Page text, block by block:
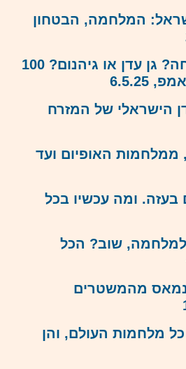
המלחמה, הבטחון
🔵 כישלון או הצלחה? גן עדן או גיהנום? 100
הישראלי של המזרח
האופיום ועד
בעזה. ומה עכשיו בכל
שוב? הכל
מהמשטרים
מלחמות העולם, והן